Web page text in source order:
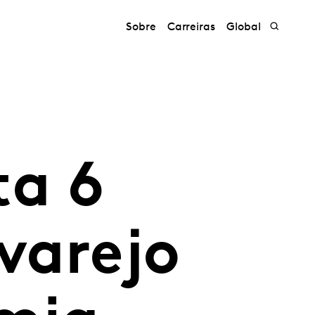
Sobre Carreiras Global
6